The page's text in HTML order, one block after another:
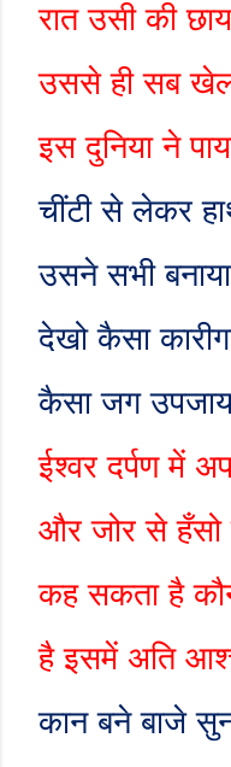
रात उसी की
उससे ही सब खेल
इस दुनिया ने
चींटी से लेकर
उसने सभी
देखो कैसा
कैसा जग
ईश्वर दर्पण में
और जोर से हँसो
कह सकता है
है इसमें अति
कान बने बाजे